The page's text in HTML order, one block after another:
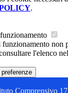
.
non
l'elenco
Comprensivo